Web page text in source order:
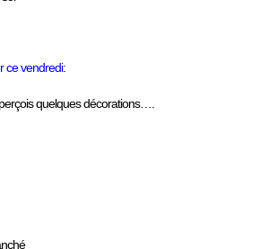
ce vendredi:
quelques décorations….